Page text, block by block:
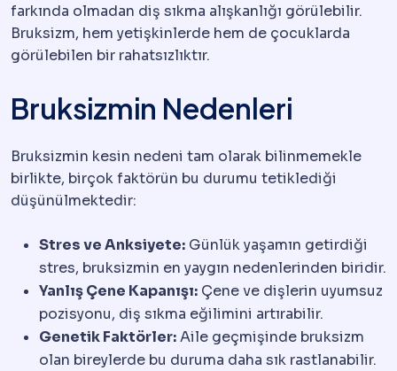
farkında olmadan diş sıkma alışkanlığı görülebilir.
Bruksizm, hem yetişkinlerde hem de çocuklarda
görülebilen bir rahatsızlıktır.
Bruksizmin Nedenleri
Bruksizmin kesin nedeni tam olarak bilinmemekle
birlikte, birçok faktörün bu durumu tetiklediği
düşünülmektedir:
Stres ve Anksiyete: Günlük yaşamın getirdiği
stres, bruksizmin en yaygın nedenlerinden biridir.
Yanlış Çene Kapanışı: Çene ve dişlerin uyumsuz
pozisyonu, diş sıkma eğilimini artırabilir.
Genetik Faktörler:Aile geçmişinde bruksizm
olan bireylerde bu duruma daha sık rastlanabilir.